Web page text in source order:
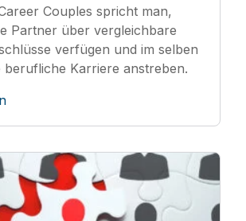
Couples spricht man,
Partner über vergleichbare
verfügen und im selben
berufliche Karriere anstreben.